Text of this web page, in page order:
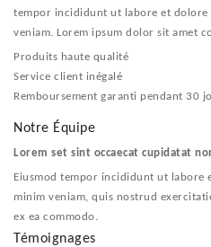
tempor incididunt ut labore et dolore
veniam. Lorem ipsum dolor sit amet
Produits haute qualité
Service client inégalé
Remboursement garanti pendant 30
Notre Équipe
Lorem set sint occaecat cupidatat
Eiusmod tempor incididunt ut labore
minim veniam, quis nostrud
ex ea commodo.
Témoignages